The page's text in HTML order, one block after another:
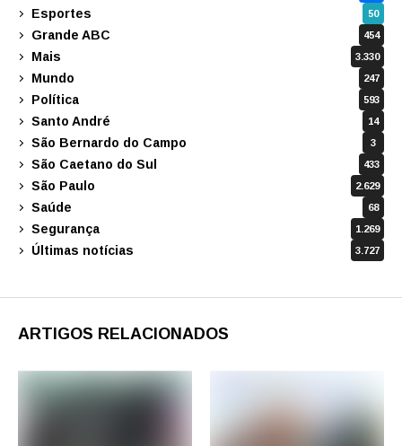
Esportes 50
Grande ABC 454
Mais 3.330
Mundo 247
Política 593
Santo André 14
São Bernardo do Campo 3
São Caetano do Sul 433
São Paulo 2.629
Saúde 68
Segurança 1.269
Últimas notícias 3.727
ARTIGOS RELACIONADOS